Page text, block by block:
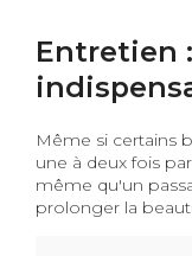
Entretien
Même si certains
une à deux fois
même qu'un
prolonger la